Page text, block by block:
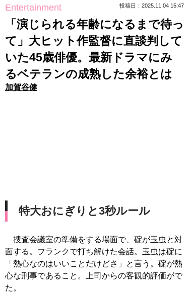
Entertainment 投稿日：2025.11.04 15:47
「演じられる年齢になるまで待っ
て」大ヒット作監督に直談判して
いた45歳俳優。最新ドラマにみ
るベテランの成熟した余裕とは
加賀谷健
特大おにぎりと3秒ルール
捜査会議室の準備をする場面で、碇が玉虫と対
面する。フランクで打ち解けた会話。玉虫は碇に
「熱心なのはいいことだけどさ」と言う。碇が熱
心な刑事であること。上司からの客観的評価がで
た。